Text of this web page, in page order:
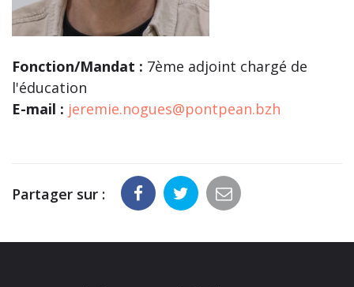
Fonction/Mandat : 7ème adjoint chargé de
l'éducation
E-mail : jeremie.nogues@pontpean.bzh
Partager sur :